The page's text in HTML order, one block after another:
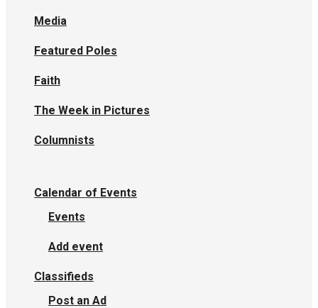
Media
Featured Poles
Faith
The Week in Pictures
Columnists
Calendar of Events
Events
Add event
Classifieds
Post an Ad